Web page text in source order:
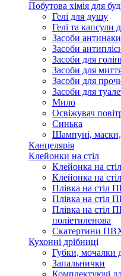
Побутова хімія для
Гелі для душу
Гелі та капсули
Засоби
Засоби
Засоби для
Засоби для
Засоби для
Засоби для
Мило
Освіжувач
Синька
Шампуні, маски,
Канцелярія
Клейонки на стіл
Клейонка на
Клейонка на
Плівка на стіл
Плівка на стіл
Плівка на стіл
поліетиленова
Скатертини
Кухонні дрібниці
Губки, мочалки
Запальнички
Комплектуючі